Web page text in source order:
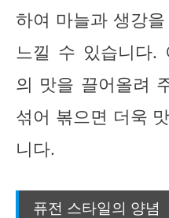
하여 마늘과 생강
느낄 수 있습니다.
의 맛을 끌어올려
섞어 볶으면 더욱
니다.
퓨전 스타일의 양념